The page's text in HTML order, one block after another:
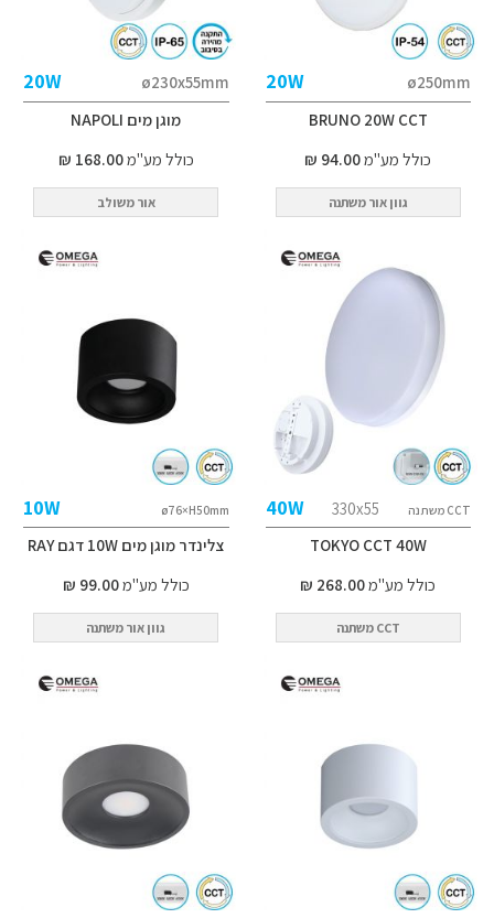
ø250mm
20W
BRUNO 20W CCT
כולל מע"מ94.00 ₪
גוון אור משתנה
ø230x55mm
20W
מוגן מים NAPOLI
כולל מע"מ168.00 ₪
אור משולב
CCT משתנה 330x55
40W
TOKYO CCT 40W
כולל מע"מ268.00 ₪
CCT משתנה
ø76×H50mm
10W
צלינדר מוגן מים 10W דגם RAY
כולל מע"מ99.00 ₪
גוון אור משתנה